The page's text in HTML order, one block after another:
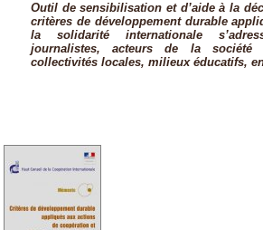
Outil de sensibilisation et d’aide à la
critères de développement durable
la solidarité internationale
journalistes, acteurs de la société
collectivités locales, milieux éducatifs,